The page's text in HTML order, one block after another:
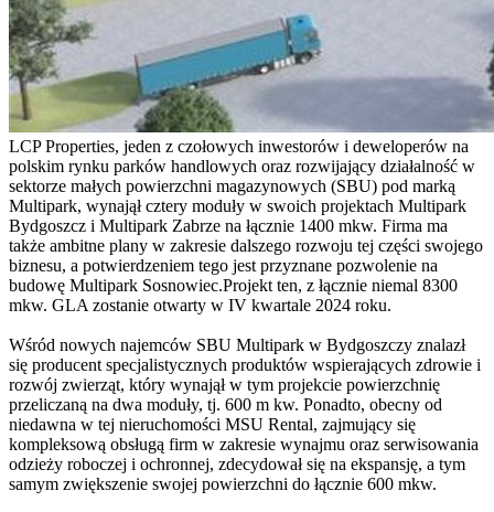
LCP Properties, jeden z czołowych inwestorów i deweloperów na
polskim rynku parków handlowych oraz rozwijający działalność w
sektorze małych powierzchni magazynowych (SBU) pod marką
Multipark, wynajął cztery moduły w swoich projektach Multipark
Bydgoszcz i Multipark Zabrze na łącznie 1400 mkw. Firma ma
także ambitne plany w zakresie dalszego rozwoju tej części swojego
biznesu, a potwierdzeniem tego jest przyznane pozwolenie na
budowę Multipark Sosnowiec.Projekt ten, z łącznie niemal 8300
mkw. GLA zostanie otwarty w IV kwartale 2024 roku.
Wśród nowych najemców SBU Multipark w Bydgoszczy znalazł
się producent specjalistycznych produktów wspierających zdrowie i
rozwój zwierząt, który wynajął w tym projekcie powierzchnię
przeliczaną na dwa moduły, tj. 600 m kw. Ponadto, obecny od
niedawna w tej nieruchomości MSU Rental, zajmujący się
kompleksową obsługą firm w zakresie wynajmu oraz serwisowania
odzieży roboczej i ochronnej, zdecydował się na ekspansję, a tym
samym zwiększenie swojej powierzchni do łącznie 600 mkw.